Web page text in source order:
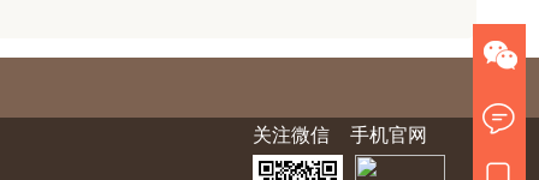
关注微信 手机官网